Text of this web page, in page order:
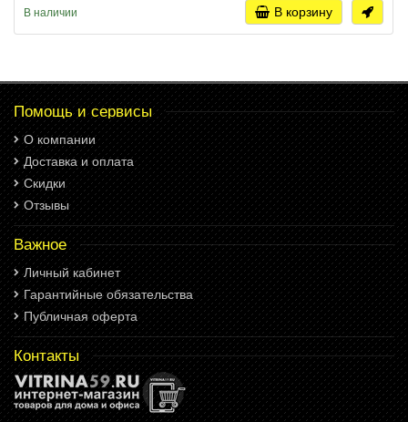
В наличии В корзину
Помощь и сервисы
О компании
Доставка и оплата
Скидки
Отзывы
Важное
Личный кабинет
Гарантийные обязательства
Публичная оферта
Контакты